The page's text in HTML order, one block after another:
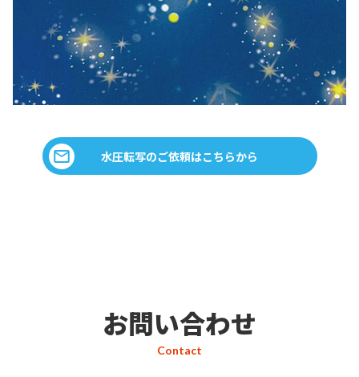
水圧転写のご依頼はこちらから
お問い合わせ
Contact